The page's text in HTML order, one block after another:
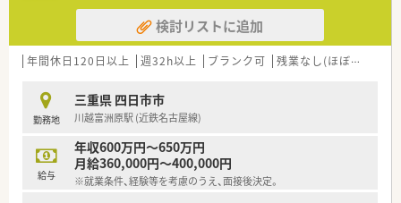
【勤務実態について】
■完全週休2日制で、年間休日は123日と、プライベートな時間も
しっかり確保できます。
すい環境が整っています。
■産休・育休の取得実績が多数あり、復帰後も安心してキャリア
を継続できます。
検討リストに追加
年間休日120日以上 週32h以上 ブランク可 残業なし(ほぼなし含む)
勤務地
三重県 四日市市
川越富洲原駅 (近鉄名古屋線)
給与
年収600万円～650万円
月給360,000円～400,000円
※就業条件、経験等を考慮のうえ、面接後決定。